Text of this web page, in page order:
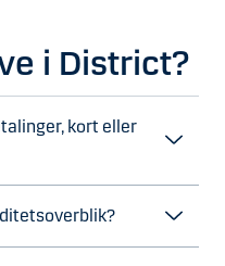
i District?
kort eller